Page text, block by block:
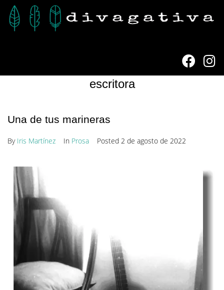
escritora
Una de tus marineras
By Iris Martínez In Prosa Posted 2 de agosto de 2022